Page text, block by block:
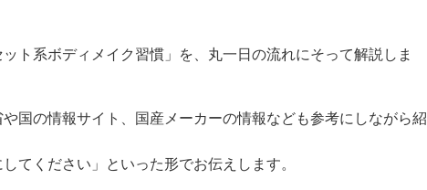
ト系ボディメイク習慣」を、丸一日の流れにそって解説しま
国の情報サイト、国産メーカーの情報なども参考にしながら紹
てください」といった形でお伝えします。